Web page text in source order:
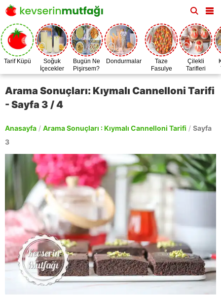
Tarif Küpü
Soğuk
İçecekler
Bugün Ne
Pişirsem?
Dondurmalar
Taze
Fasulye
Zamanı
Çilekli
Tarifleri
Arama Sonuçları: Kıymalı Cannelloni Tarifi
- Sayfa 3 / 4
Anasayfa / Arama Sonuçları : Kıymalı Cannelloni Tarifi / Sayfa
3